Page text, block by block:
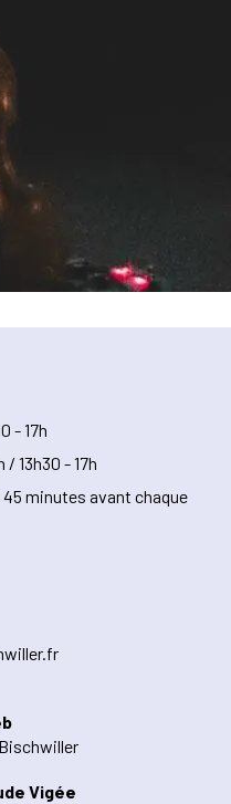
- 17h
/ 13h30 - 17h
minutes avant chaque
Vigée